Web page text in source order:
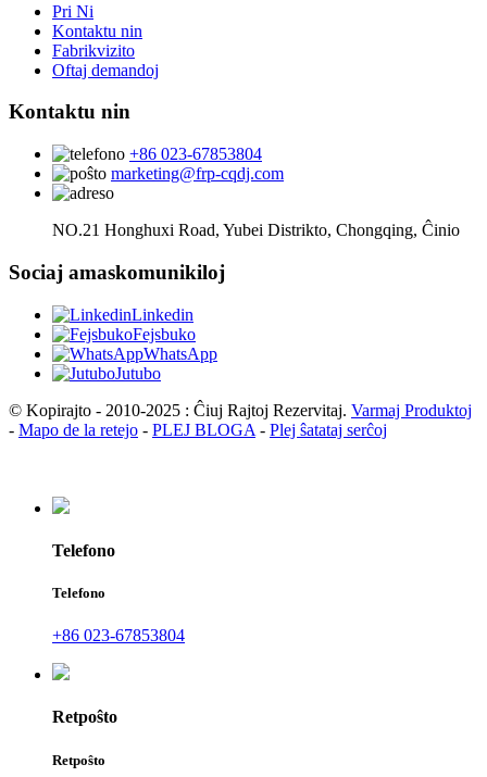
Pri Ni
Kontaktu nin
Fabrikvizito
Oftaj demandoj
Kontaktu nin
+86 023-67853804
marketing@frp-cqdj.com
NO.21 Honghuxi Road, Yubei Distrikto, Chongqing, Ĉinio
Sociaj amaskomunikiloj
Linkedin
Fejsbuko
WhatsApp
Jutubo
© Kopirajto - 2010-2025 : Ĉiuj Rajtoj Rezervitaj. Varmaj Produktoj
- Mapo de la retejo - PLEJ BLOGA - Plej ŝatataj serĉoj
Telefono
Telefono
+86 023-67853804
Retpoŝto
Retpoŝto